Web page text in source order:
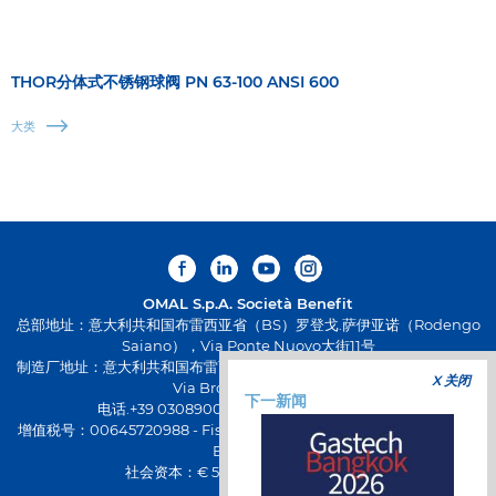
THOR分体式不锈钢球阀 PN 63-100 ANSI 600
大类
OMAL S.p.A. Società Benefit
总部地址：意大利共和国布雷西亚省（BS）罗登戈.萨伊亚诺（Rodengo
Saiano），Via Ponte Nuovo大街11号
制造厂地址：意大利共和国布雷西亚省（BS）帕西拉诺（Passirano），
Via Brognolo大街12号
电话.+39 0308900145 传真.+39 0308900423
增值税号：00645720988 - Fiscal Code: 01661640175 - 工商注册号：
BS-258271
社会资本：€ 500,000.00 已全额缴纳
X 关闭
下一新闻